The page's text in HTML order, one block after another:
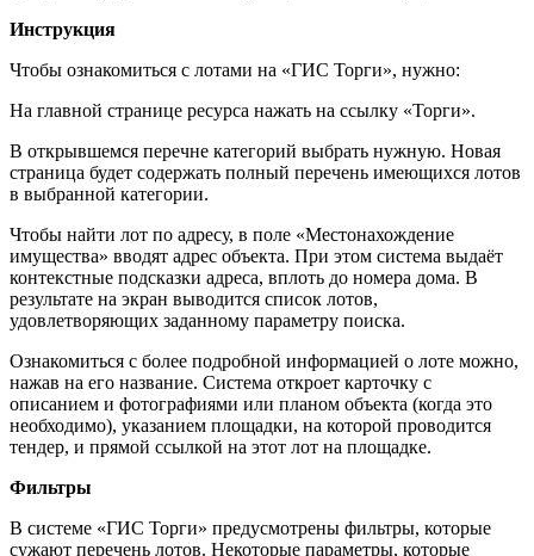
Инструкция
Чтобы ознакомиться с лотами на «ГИС Торги», нужно:
На главной странице ресурса нажать на ссылку «Торги».
В открывшемся перечне категорий выбрать нужную. Новая
страница будет содержать полный перечень имеющихся лотов
в выбранной категории.
Чтобы найти лот по адресу, в поле «Местонахождение
имущества» вводят адрес объекта. При этом система выдаёт
контекстные подсказки адреса, вплоть до номера дома. В
результате на экран выводится список лотов,
удовлетворяющих заданному параметру поиска.
Ознакомиться с более подробной информацией о лоте можно,
нажав на его название. Система откроет карточку с
описанием и фотографиями или планом объекта (когда это
необходимо), указанием площадки, на которой проводится
тендер, и прямой ссылкой на этот лот на площадке.
Фильтры
В системе «ГИС Торги» предусмотрены фильтры, которые
сужают перечень лотов. Некоторые параметры, которые